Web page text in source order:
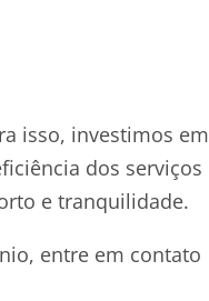
isso, investimos em
dos serviços
e tranquilidade.
entre em contato